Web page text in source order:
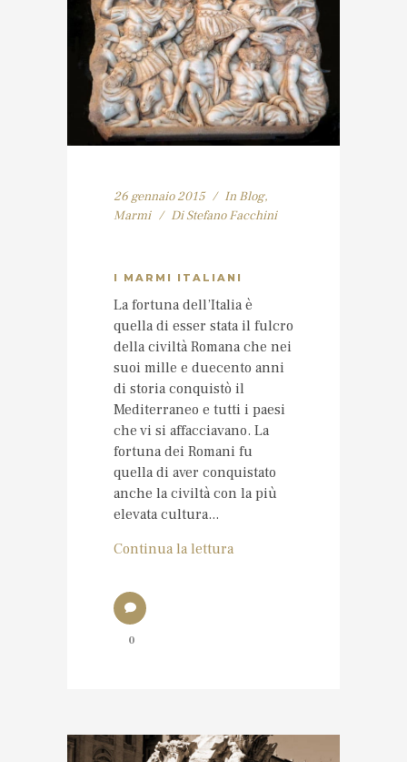
26 gennaio 2015 In Blog,
Marmi
Di Stefano Facchini
I MARMI ITALIANI
La fortuna dell’Italia è
quella di esser stata il fulcro
della civiltà Romana che nei
suoi mille e duecento anni
di storia conquistò il
Mediterraneo e tutti i paesi
che vi si affacciavano. La
fortuna dei Romani fu
quella di aver conquistato
anche la civiltà con la più
elevata cultura...
Continua la lettura
0